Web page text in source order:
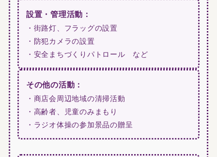
設置・管理活動：
・街路灯、フラッグの設置
・防犯カメラの設置
・安全まちづくりパトロール など
その他の活動：
・商店会周辺地域の清掃活動
・高齢者、児童のみまもり
・ラジオ体操の参加景品の贈呈